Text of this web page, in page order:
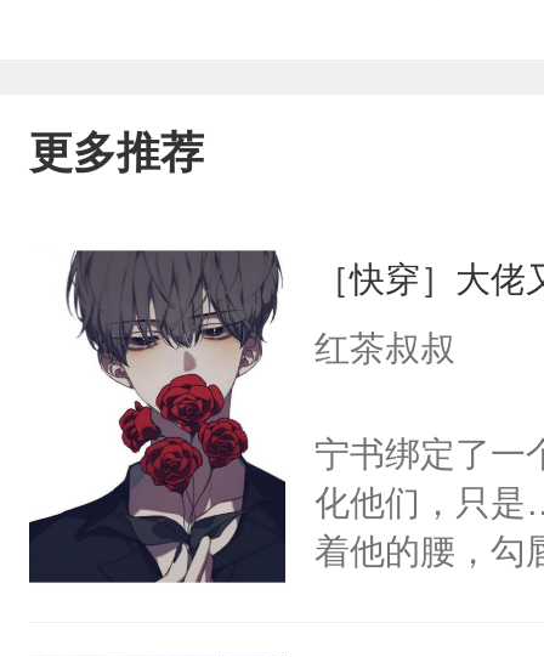
更多推荐
［快穿］大
红茶叔叔
宁书绑定了一
化他们，只是
着他的腰，勾